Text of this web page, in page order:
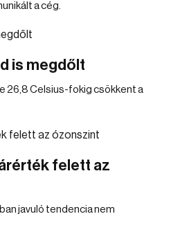
a cég.
is megdőlt
26,8 Celsius-fokig csökkent a
felett az
javuló tendencia nem